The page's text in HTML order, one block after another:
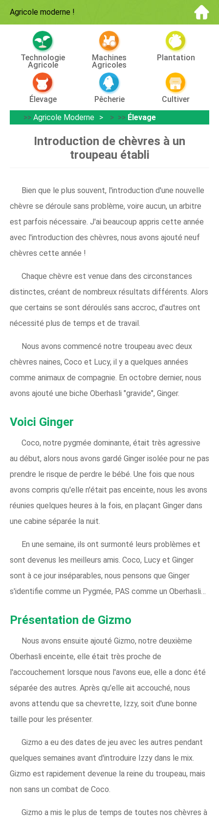
Agricole moderne !
Technologie
Agricole
Machines
Agricoles
Plantation
Élevage Pêcherie
Cultiver
>> Agricole Moderne > >> Élevage
Introduction de chèvres à un
troupeau établi
Bien que le plus souvent, l'introduction d'une nouvelle
chèvre se déroule sans problème, voire aucun, un arbitre
est parfois nécessaire. J'ai beaucoup appris cette année
avec l'introduction des chèvres, nous avons ajouté neuf
chèvres cette année !
Chaque chèvre est venue dans des circonstances
distinctes, créant de nombreux résultats différents. Alors
que certains se sont déroulés sans accroc, d'autres ont
nécessité plus de temps et de travail.
Nous avons commencé notre troupeau avec deux
chèvres naines, Coco et Lucy, il y a quelques années
comme animaux de compagnie. En octobre dernier, nous
avons ajouté une biche Oberhasli "gravide", Ginger.
Voici Ginger
Coco, notre pygmée dominante, était très agressive
au début, alors nous avons gardé Ginger isolée pour ne pas
prendre le risque de perdre le bébé. Une fois que nous
avons compris qu'elle n'était pas enceinte, nous les avons
réunies quelques heures à la fois, en plaçant Ginger dans
une cabine séparée la nuit.
En une semaine, ils ont surmonté leurs problèmes et
sont devenus les meilleurs amis. Coco, Lucy et Ginger
sont à ce jour inséparables, nous pensons que Ginger
s'identifie comme un Pygmée, PAS comme un Oberhasli…
Présentation de Gizmo
Nous avons ensuite ajouté Gizmo, notre deuxième
Oberhasli enceinte, elle était très proche de
l'accouchement lorsque nous l'avons eue, elle a donc été
séparée des autres. Après qu'elle ait accouché, nous
avons attendu que sa chevrette, Izzy, soit d'une bonne
taille pour les présenter.
Gizmo a eu des dates de jeu avec les autres pendant
quelques semaines avant d'introduire Izzy dans le mix.
Gizmo est rapidement devenue la reine du troupeau, mais
non sans un combat de Coco.
Gizmo a mis le plus de temps de toutes nos chèvres à